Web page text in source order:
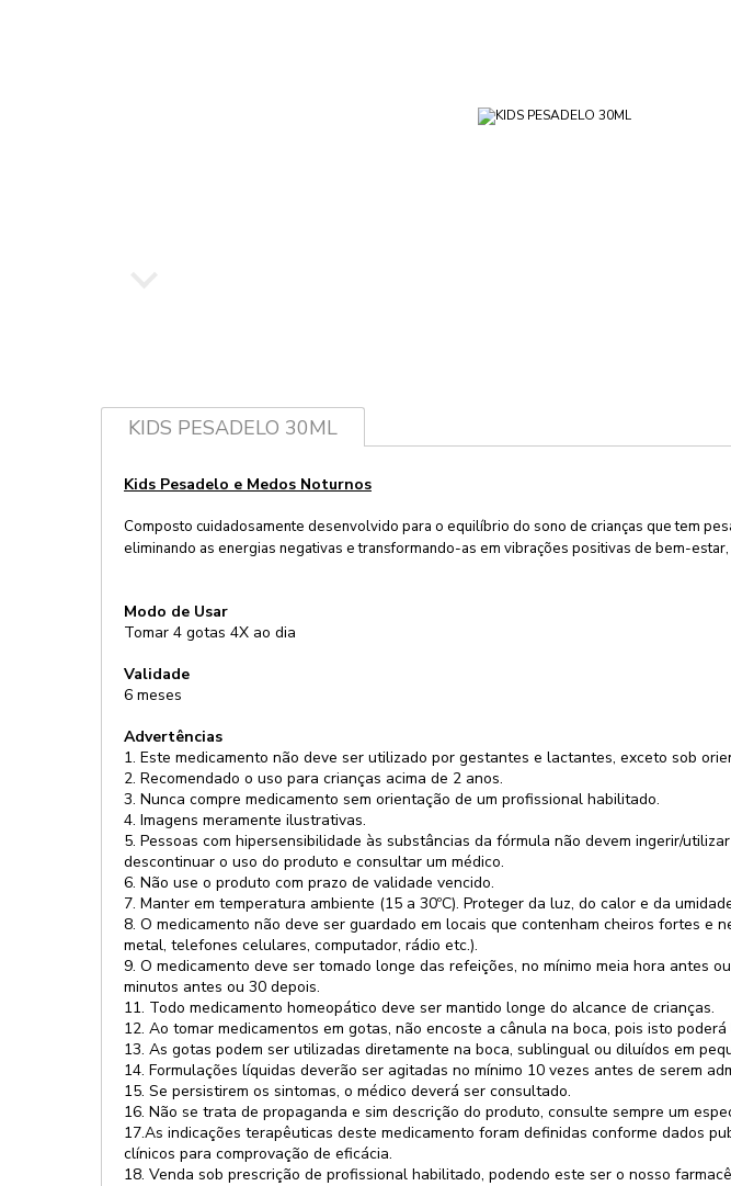
KIDS PESADELO 30ML
Kids Pesadelo e Medos Noturnos
Composto cuidadosamente desenvolvido para o equilíbrio do sono de crianças que tem
eliminando as energias negativas e transformando-as em vibrações positivas de bem-
Modo de Usar
Tomar 4 gotas 4X ao dia
Validade
6 meses
Advertências
1. Este medicamento não deve ser utilizado por gestantes e lactantes, exceto sob
2. Recomendado o uso para crianças acima de 2 anos.
3. Nunca compre medicamento sem orientação de um profissional habilitado.
4. Imagens meramente ilustrativas.
5. Pessoas com hipersensibilidade às substâncias da fórmula não devem ingerir/
descontinuar o uso do produto e consultar um médico.
6. Não use o produto com prazo de validade vencido.
7. Manter em temperatura ambiente (15 a 30ºC). Proteger da luz, do calor e da
8. O medicamento não deve ser guardado em locais que contenham cheiros fortes
metal, telefones celulares, computador, rádio etc.).
9. O medicamento deve ser tomado longe das refeições, no mínimo meia hora
minutos antes ou 30 depois.
11. Todo medicamento homeopático deve ser mantido longe do alcance de crianças.
12. Ao tomar medicamentos em gotas, não encoste a cânula na boca, pois isto
13. As gotas podem ser utilizadas diretamente na boca, sublingual ou diluídos em
14. Formulações líquidas deverão ser agitadas no mínimo 10 vezes antes de serem
15. Se persistirem os sintomas, o médico deverá ser consultado.
16. Não se trata de propaganda e sim descrição do produto, consulte sempre um
17.As indicações terapêuticas deste medicamento foram definidas conforme dados
clínicos para comprovação de eficácia.
18. Venda sob prescrição de profissional habilitado, podendo este ser o nosso